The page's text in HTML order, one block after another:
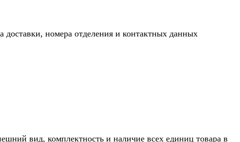
доставки, номера отделения и контактных данных
вид, комплектность и наличие всех единиц товара в